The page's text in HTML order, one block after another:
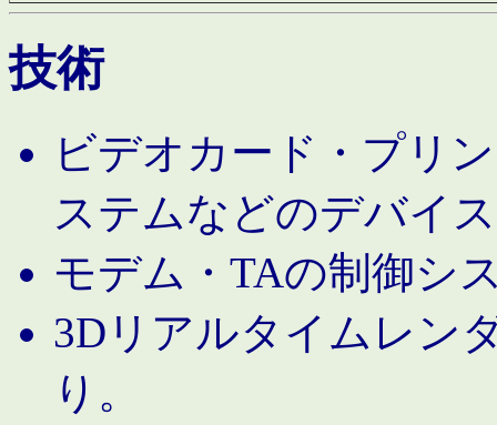
技術
ビデオカード・プリ
ステムなどのデバイ
モデム・TAの制御シ
3Dリアルタイムレン
り。